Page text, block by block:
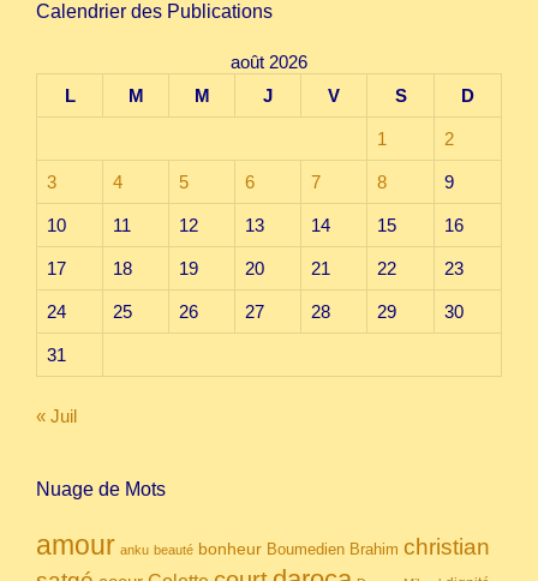
Calendrier des Publications
août 2026
L
M M J V S D
1 2
3 4 5 6 7 8 9
10 11 12 13 14 15 16
17 18 19 20 21 22 23
24 25 26 27 28 29 30
31
« Juil
Nuage de Mots
amour anku beauté bonheur Boumedien Brahim christian